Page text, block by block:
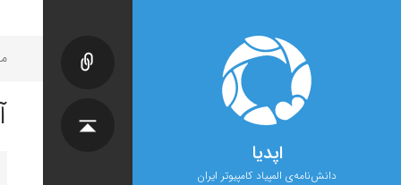
اپدیا
دانش‌نامه‌ی المپیاد کامپیوتر ایران